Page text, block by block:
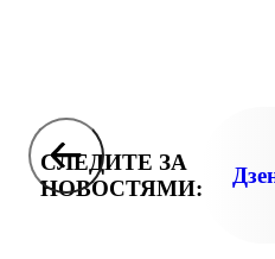
СЛЕДИТЕ ЗА
НОВОСТЯМИ: